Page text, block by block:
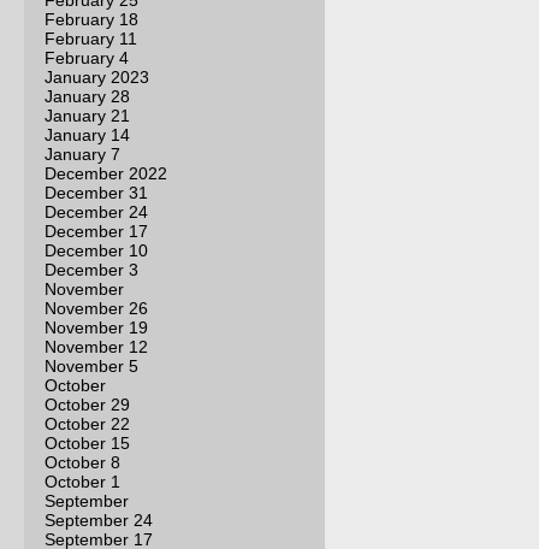
February 18
February 11
February 4
January 2023
January 28
January 21
January 14
January 7
December 2022
December 31
December 24
December 17
December 10
December 3
November
November 26
November 19
November 12
November 5
October
October 29
October 22
October 15
October 8
October 1
September
September 24
September 17